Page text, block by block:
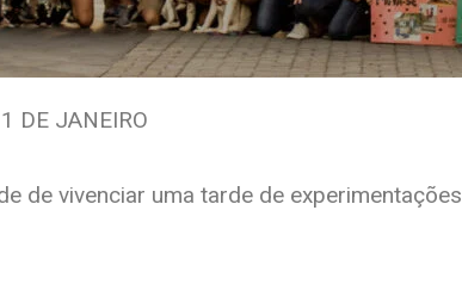
DE JANEIRO
de vivenciar uma tarde de